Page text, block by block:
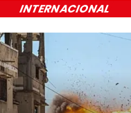
INTERNACIONAL